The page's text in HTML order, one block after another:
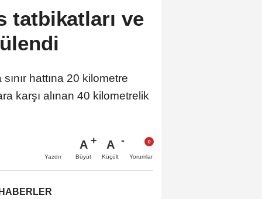
tatbikatları ve
hattına 20 kilometre
karşı alınan 40 kilometrelik
Yazdır
A
Büyüt
A
Küçült Yorumlar